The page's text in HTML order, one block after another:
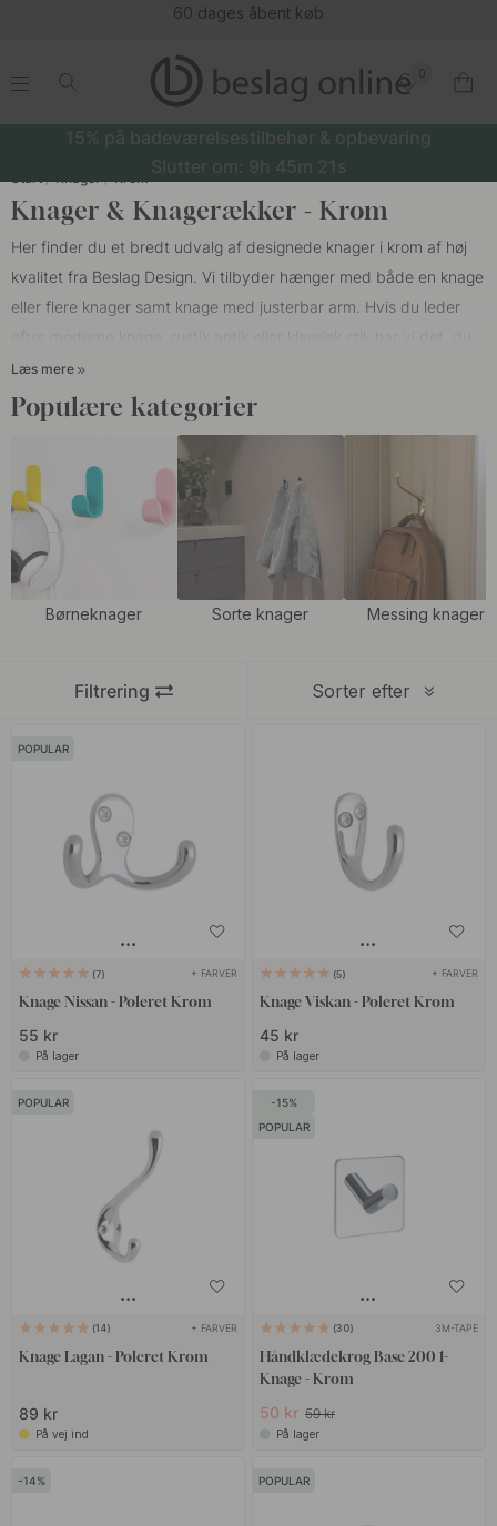
.
0
.
15% på badeværelsestilbehør & opbevaring
Slutter om: 9h 45m 21s
Start Knager Krom
Knager & Knagerækker - Krom
Her finder du et bredt udvalg af designede knager i krom af høj
kvalitet fra Beslag Design. Vi tilbyder hænger med både en knage
eller flere knager samt knage med justerbar arm. Hvis du leder
leder efter. Vores knager fås i forskellige designs såsom poleret
krom og børstet krom. Poleret krom giver et blankt look og børstet
krom giver et mat look. En af de nemmeste ting, du kan gøre for
at holde orden, er at sætte nok
Vores kromede knager er ikke kun en praktisk løsning, men også
en dejlig detalje i rummet. Match vores knager i krom med vores
moderne og klassiske
greb
i krom for at give et
spændende indtryk og et ensartet look i hjemmet.
Læs mere
Populære kategorier
Børneknager Sorte knager Messing knager
Sorter efter
Filtrering
POPULAR
7 + FARVER
Knage Nissan - Poleret Krom
55 kr
På lager
5 + FARVER
Knage Viskan - Poleret Krom
45 kr
På lager
POPULAR
14 + FARVER
Knage Lagan - Poleret Krom
89 kr
På vej ind
15
POPULAR
30 3M-TAPE
Håndklædekrog Base 200 1-
Knage - Krom
50 kr 59 kr
På lager
14 POPULAR